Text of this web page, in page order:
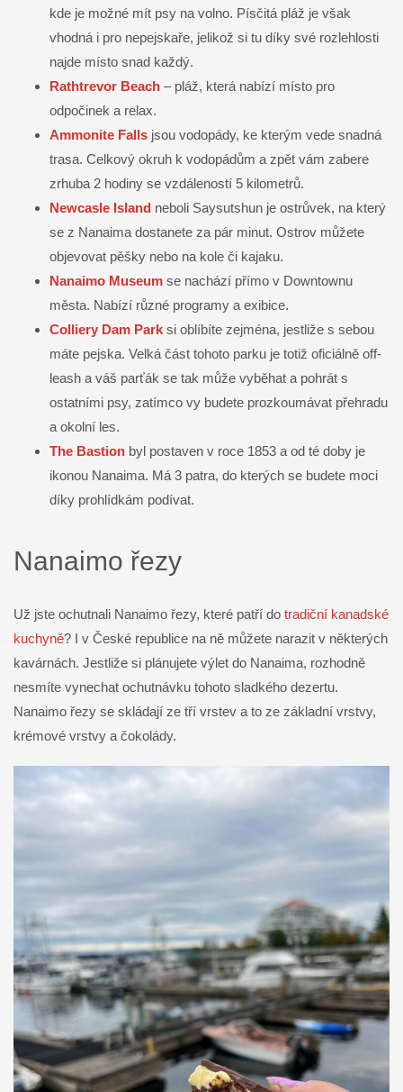
kde je možné mít psy na volno. Písčitá pláž je však
vhodná i pro nepejskaře, jelikož si tu díky své rozlehlosti
najde místo snad každý.
Rathtrevor Beach – pláž, která nabízí místo pro
odpočinek a relax.
Ammonite Falls jsou vodopády, ke kterým vede snadná
trasa. Celkový okruh k vodopádům a zpět vám zabere
zrhuba 2 hodiny se vzdáleností 5 kilometrů.
Newcasle Island neboli Saysutshun je ostrůvek, na který
se z Nanaima dostanete za pár minut. Ostrov můžete
objevovat pěšky nebo na kole či kajaku.
Nanaimo Museum se nachází přímo v Downtownu
města. Nabízí různé programy a exibice.
Colliery Dam Park si oblíbíte zejména, jestliže s sebou
máte pejska. Velká část tohoto parku je totiž oficiálně off-
leash a váš parťák se tak může vyběhat a pohrát s
ostatními psy, zatímco vy budete prozkoumávat přehradu
a okolní les.
The Bastion byl postaven v roce 1853 a od té doby je
ikonou Nanaima. Má 3 patra, do kterých se budete moci
díky prohlídkám podívat.
Nanaimo řezy
Už jste ochutnali Nanaimo řezy, které patří do tradiční kanadské
kuchyně? I v České republice na ně můžete narazit v některých
kavárnách. Jestliže si plánujete výlet do Nanaima, rozhodně
nesmíte vynechat ochutnávku tohoto sladkého dezertu.
Nanaimo řezy se skládají ze tří vrstev a to ze základní vrstvy,
krémové vrstvy a čokolády.